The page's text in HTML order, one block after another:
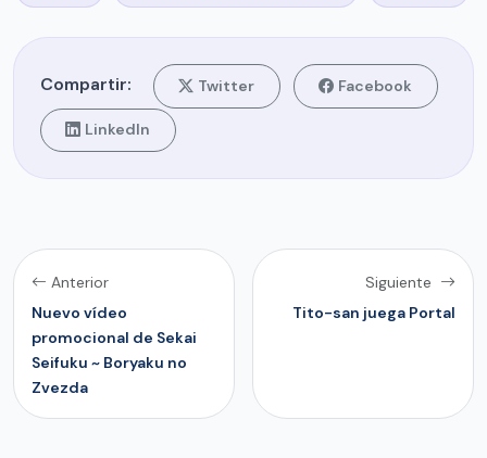
Compartir: Twitter Facebook
LinkedIn
Anterior
Nuevo vídeo
promocional de Sekai
Seifuku ~ Boryaku no
Zvezda
Siguiente
Tito-san juega Portal